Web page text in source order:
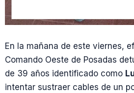
En la mañana de este viernes,
Comando Oeste de Posadas
de 39 años identificado como
intentar sustraer cables de un